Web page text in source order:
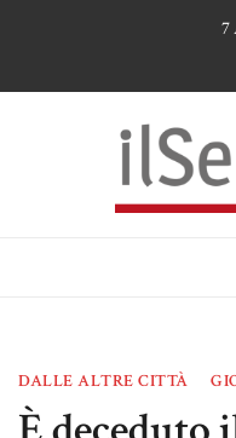
7
il
DALLE ALTRE CITTÀ